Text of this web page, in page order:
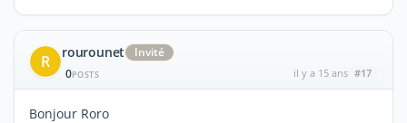
R rourounet
Invité
0POSTS il y a 15 ans #17
Bonjour Roro